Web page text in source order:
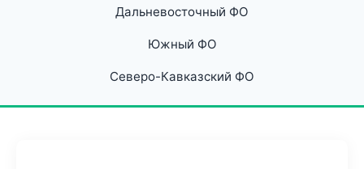
Дальневосточный ФО
Южный ФО
Северо-Кавказский ФО